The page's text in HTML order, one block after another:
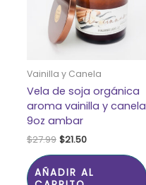
Vainilla y Canela
Vela de soja orgánica
aroma vainilla y canela
9oz ambar
$27.99 $21.50
AÑADIR AL